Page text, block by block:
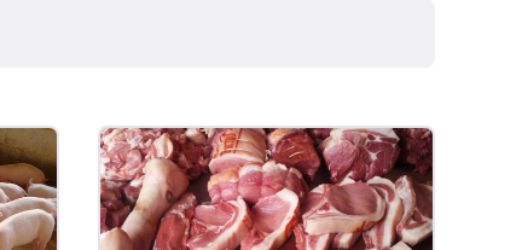
R$ 142,62
cx
Ovo Branco - Regional
Branco